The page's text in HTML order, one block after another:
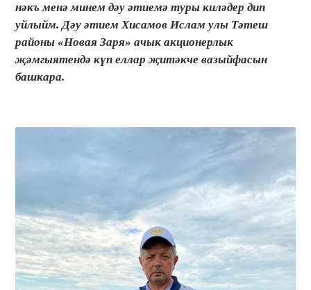
нәкъ менә минем дәу әтиемә туры киләдер дип
уйлыйм. Дәу әтием Хисамов Ислам улы Тәтеш
районы «Новая Заря» ачык акционерлык
җәмгыятендә күп еллар җитәкче вазыйфасын
башкара.